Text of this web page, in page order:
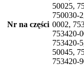
Nr na części
50025,
750030-
0002,
753420-
753420-
50045,
753420-